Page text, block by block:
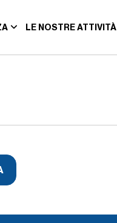
LE NOSTRE ATTIVITÀ